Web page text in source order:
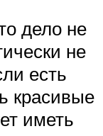
дело не
не
есть
красивые
иметь